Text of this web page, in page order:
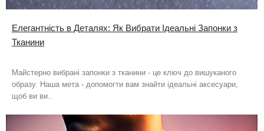
Елегантність в Деталях: Як Вибрати Ідеальні Запонки з
Тканини
Майстерно вибрані запонки з тканини - це ключ до вишуканого
образу. Наша мета - допомогти вам знайти ідеальні аксесуари,
щоб ви ви..